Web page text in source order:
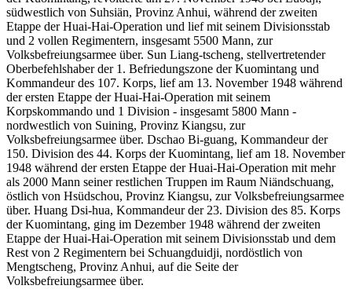
südwestlich von Suhsiän, Provinz Anhui, während der zweiten
Etappe der Huai-Hai-Operation und lief mit seinem Divisionsstab
und 2 vollen Regimentern, insgesamt 5500 Mann, zur
Volksbefreiungsarmee über. Sun Liang-tscheng, stellvertretender
Oberbefehlshaber der 1. Befriedungszone der Kuomintang und
Kommandeur des 107. Korps, lief am 13. November 1948 während
der ersten Etappe der Huai-Hai-Operation mit seinem
Korpskommando und 1 Division - insgesamt 5800 Mann -
nordwestlich von Suining, Provinz Kiangsu, zur
Volksbefreiungsarmee über. Dschao Bi-guang, Kommandeur der
150. Division des 44. Korps der Kuomintang, lief am 18. November
1948 während der ersten Etappe der Huai-Hai-Operation mit mehr
als 2000 Mann seiner restlichen Truppen im Raum Niändschuang,
östlich von Hsüdschou, Provinz Kiangsu, zur Volksbefreiungsarmee
über. Huang Dsi-hua, Kommandeur der 23. Division des 85. Korps
der Kuomintang, ging im Dezember 1948 während der zweiten
Etappe der Huai-Hai-Operation mit seinem Divisionsstab und dem
Rest von 2 Regimentern bei Schuangduidji, nordöstlich von
Mengtscheng, Provinz Anhui, auf die Seite der
Volksbefreiungsarmee über.